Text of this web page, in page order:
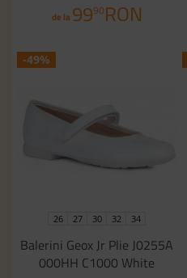
de la 9990RON
-49%
26 27 30 32 34
Balerini Geox Jr Plie J0255A
000HH C1000 White